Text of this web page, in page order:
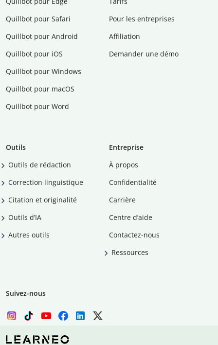
Quillbot pour Safari
Quillbot pour Android
Quillbot pour iOS
Quillbot pour Windows
Quillbot pour macOS
Quillbot pour Word
Pour les entreprises
Affiliation
Demander une démo
Outils
Outils de rédaction
Correction linguistique
Citation et originalité
Outils d’IA
Autres outils
Entreprise
À propos
Confidentialité
Carrière
Centre d’aide
Contactez-nous
Ressources
Suivez-nous